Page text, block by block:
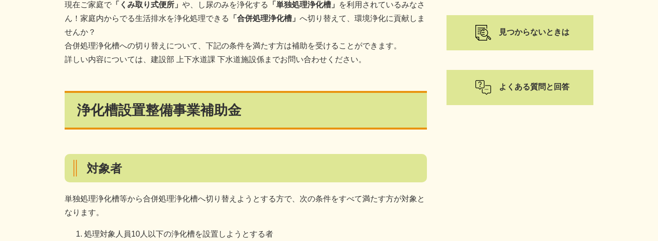
現在ご家庭で 「くみ取り式便所」 や、し尿のみを浄化する 「単独処理浄化槽」
を利用されているみなさ
ん！家庭内からでる生活排水を浄化処理できる
「合併処理浄化槽」 へ切り替えて、環境浄化に貢献しま
せんか？
合併処理浄化槽への切り替えについて、下記の条件を満たす方は補助を受けることができます。
詳しい内容については、建設部 上下水道課 下水道施設係までお問い合わせください。
浄化槽設置整備事業補助金
対象者
単独処理浄化槽等から合併処理浄化槽へ切り替えようとする方で、次の条件をすべて満たす方が対象と
なります。
処理対象人員10人以下の浄化槽を設置しようとする者
見つからないときは
よくある質問と回答